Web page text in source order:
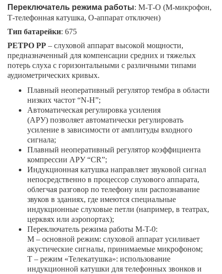
Переключатель режима работы: М-Т-О (М-микрофон,
Т-телефонная катушка, О-аппарат отключен)
Тип батарейки: 675
РЕТРО РР – слуховой аппарат высокой мощности,
предназначенный для компенсации средних и тяжелых
потерь слуха с горизонтальными с различными типами
аудиометрических кривых.
Плавный неоперативный регулятор тембра в области
низких частот “N-H”;
Автоматическая регулировка усиления
(АРУ) позволяет автоматически регулировать
усиление в зависимости от амплитуды входного
сигнала;
Плавный неоперативный регулятор коэффициента
компрессии АРУ “СR”;
Индукционная катушка направляет звуковой сигнал
непосредственно в процессор слухового аппарата,
облегчая разговор по телефону или распознавание
звуков в зданиях, где имеются специальные
индукционные слуховые петли (например, в театрах,
церквях или аэропортах);
Переключатель режима работы M-T-0:
M – основной режим: слуховой аппарат усиливает
акустические сигналы, принимаемые микрофоном;
T – режим «Телекатушка»: использование
индукционной катушки для телефонных звонков и